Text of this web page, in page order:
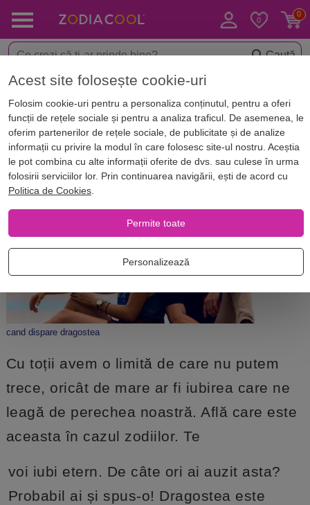
Caută
Acasă Blog Horoscop. Zodii
„Te voi iubi până când ...” Află
când se termină iubirea fiecărei
zodii
cand dispare dragostea
Cu toții avem o limită de care nu putem
trece, oricât de mare ar fi iubirea care ne
leagă de perechea noastră. Află care este
aceasta în cazul zodiilor. Te
voi iubi etern. De câte ori ai auzit asta?
Probabil ai și spus-o! Dragostea este
Acest site folosește cookie-uri
Folosim cookie-uri pentru a personaliza conținutul, pentru a oferi
funcții de rețele sociale și pentru a analiza traficul. De asemenea, le
oferim partenerilor de rețele sociale, de publicitate și de analize
informații cu privire la modul în care folosesc site-ul nostru. Aceștia
le pot combina cu alte informații oferite de dvs. sau culese în urma
folosirii serviciilor lor. Prin continuarea navigării, ești de acord cu
Politica de Cookies.
Permite toate
Personalizează